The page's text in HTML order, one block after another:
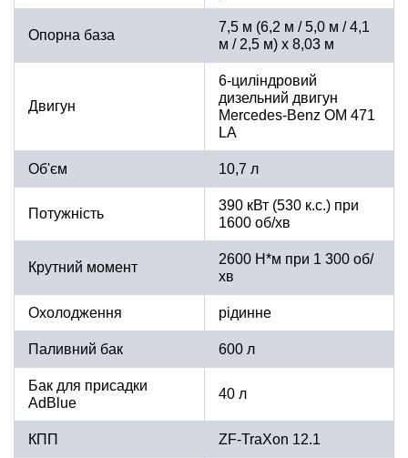
Опорна база
7,5 м (6,2 м / 5,0 м / 4,1
м / 2,5 м) x 8,03 м
Двигун
6-циліндровий
дизельний двигун
Mercedes-Benz OM 471
LA
Об'єм 10,7 л
Потужність
390 кВт (530 к.с.) при
1600 об/хв
Крутний момент
2600 Н*м при 1 300 об/
хв
Охолодження рідинне
Паливний бак 600 л
Бак для присадки
AdBlue
40 л
КПП ZF-TraXon 12.1